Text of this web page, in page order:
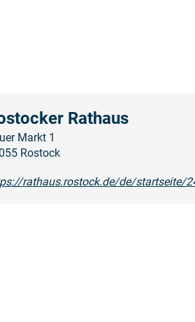
Rathaus
Markt 1
Rostock
rathaus.rostock.de/de/startseite/